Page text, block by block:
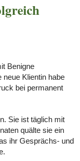
Benigne
Klientin habe
bei permanent
Sie ist täglich mit
quälte sie ein
ihr Gesprächs- und